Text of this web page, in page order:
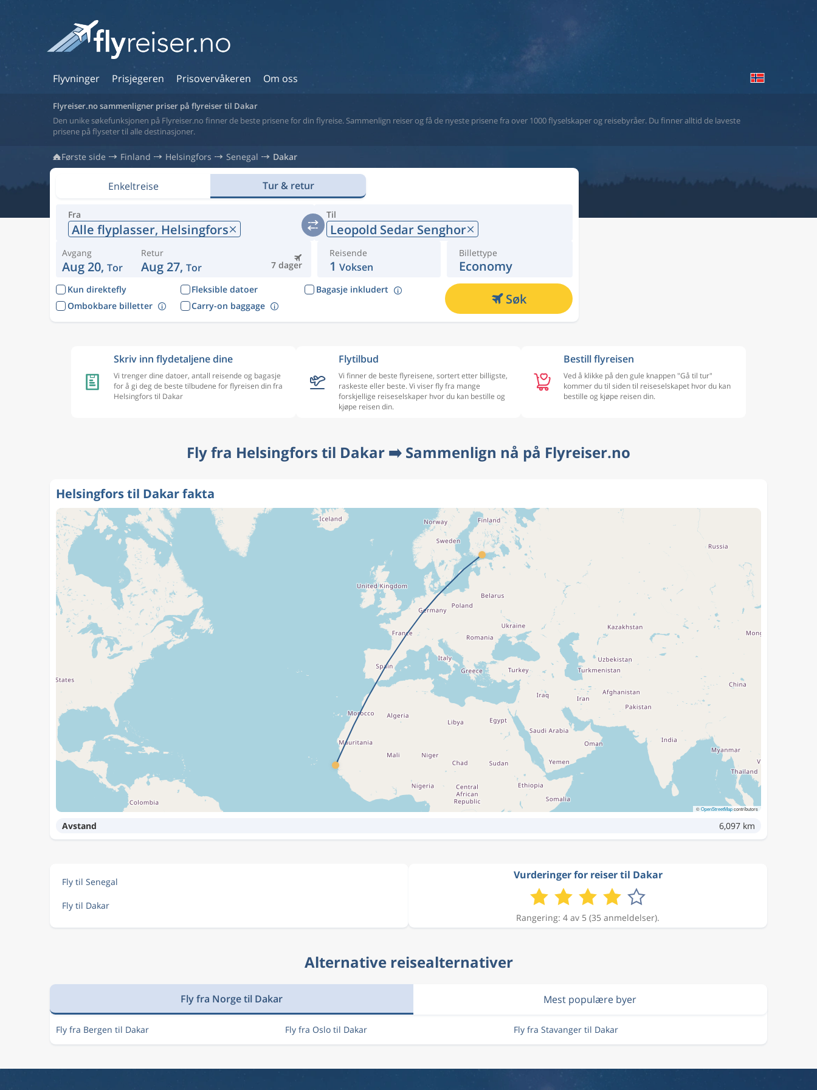
Flyvninger Prisjegeren Prisovervåkeren Om oss
Flyreiser.no sammenligner priser på flyreiser til Dakar
Den unike søkefunksjonen på Flyreiser.no finner de beste prisene for din flyreise. Sammenlign reiser og få de nyeste prisene fra over 1000 flyselskaper og reisebyråer. Du finner alltid de laveste
prisene på flyseter til alle destinasjoner.
Første side Finland Helsingfors Senegal Dakar
Enkeltreise Tur & retur
Fra
Alle flyplasser, Helsingfors
Til
Leopold Sedar Senghor
Avgang
Aug 20, Tor 7 dager
Retur
Aug 27, Tor
Reisende
1 Voksen
Billettype
Economy
Kun direktefly Fleksible datoer
Bagasje inkludert
Ombokbare billetter
Carry-on baggage Søk
Skriv inn flydetaljene dine
Vi trenger dine datoer, antall reisende og bagasje
for å gi deg de beste tilbudene for flyreisen din fra
Helsingfors til Dakar
Flytilbud
Vi finner de beste flyreisene, sortert etter billigste,
raskeste eller beste. Vi viser fly fra mange
forskjellige reiseselskaper hvor du kan bestille og
kjøpe reisen din.
Bestill flyreisen
Ved å klikke på den gule knappen "Gå til tur"
kommer du til siden til reiseselskapet hvor du kan
bestille og kjøpe reisen din.
Fly fra Helsingfors til Dakar ➡️ Sammenlign nå på Flyreiser.no
Helsingfors til Dakar fakta
©OpenStreetMapcontributors
Avstand 6,097 km
Fly til Senegal
Fly til Dakar
Vurderinger for reiser til Dakar
Rangering: 4 av 5 (35 anmeldelser).
Alternative reisealternativer
Fly fra Norge til Dakar Mest populære byer
Fly fra Bergen til Dakar Fly fra Oslo til Dakar Fly fra Stavanger til Dakar